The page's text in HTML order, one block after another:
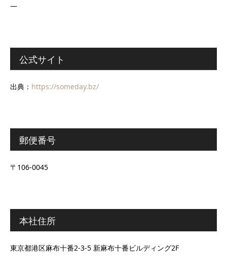
―
公式サイト
出典： https://someday.bz/
郵便番号
〒106-0045
本社住所
東京都港区麻布十番2-3-5 新麻布十番ビルディング2F